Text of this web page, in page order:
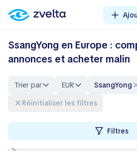
SsangYong en Europe :
annonces et acheter malin
Trier par EUR
SsangYong
Réinitialiser les filtres
Filtres